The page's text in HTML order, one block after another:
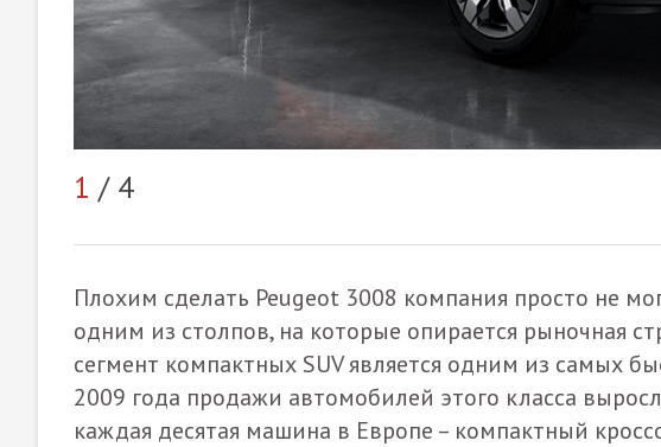
1 / 4
Плохим сделать Peugeot 3008 компания просто не
одним из столпов, на которые опирается рыночная
сегмент компактных SUV является одним из самых
2009 года продажи автомобилей этого класса
каждая десятая машина в Европе – компактный